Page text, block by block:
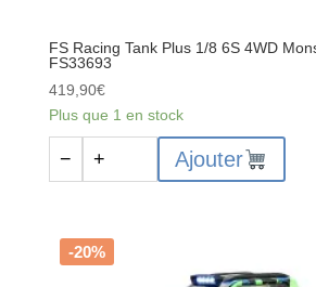
FS Racing Tank Plus 1/8 6S 4WD
FS33693
419,90€
Plus que 1 en stock
Tank
− + Ajouter
-20%